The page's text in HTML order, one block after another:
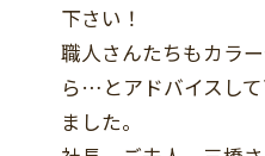
下さい！
職人さんたちもカラ
ら…とアドバイスし
ました。